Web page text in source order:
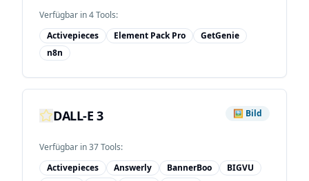
Verfügbar in4Tools:
Activepieces
Element Pack Pro
GetGenie
n8n
DALL-E 3 🖼️ Bild
Verfügbar in37Tools:
Activepieces
Answerly BannerBoo
BIGVU